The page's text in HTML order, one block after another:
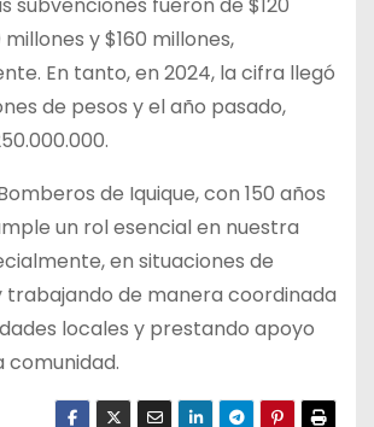
millones y $160 millones,
En tanto, en 2024, la cifra llegó
de pesos y el año pasado,
de Iquique, con 150 años
un rol esencial en nuestra
en situaciones de
trabajando de manera coordinada
locales y prestando apoyo
comunidad.